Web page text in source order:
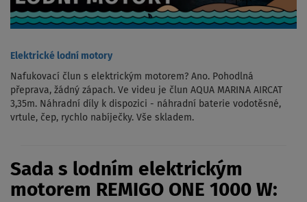
Elektrické lodní motory
Nafukovací člun s elektrickým motorem? Ano. Pohodlná
přeprava, žádný zápach. Ve videu je člun AQUA MARINA AIRCAT
3,35m. Náhradní díly k dispozici - náhradní baterie vodotěsné,
vrtule, čep, rychlo nabíječky. Vše skladem.
Sada s lodním elektrickým
motorem REMIGO ONE 1000 W: